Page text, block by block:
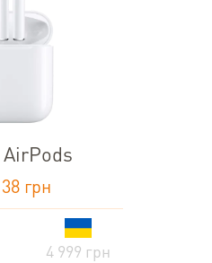
грн
4 999 грн